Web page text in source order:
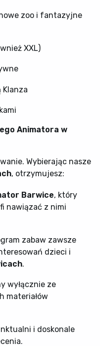
zoo i fantazyjne
XXL)
Animatora w
Wybierając nasze
, otrzymujesz:
Barwice, który
nawiązać z nimi
zabaw zawsze
dzieci i
.
wyłącznie ze
materiałów
i doskonale